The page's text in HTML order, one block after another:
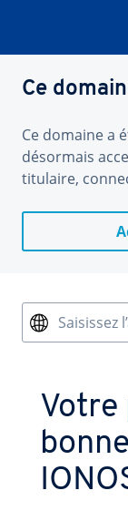
Ce
Ce domaine a
désormais
titulaire,
Saisissez
Votre